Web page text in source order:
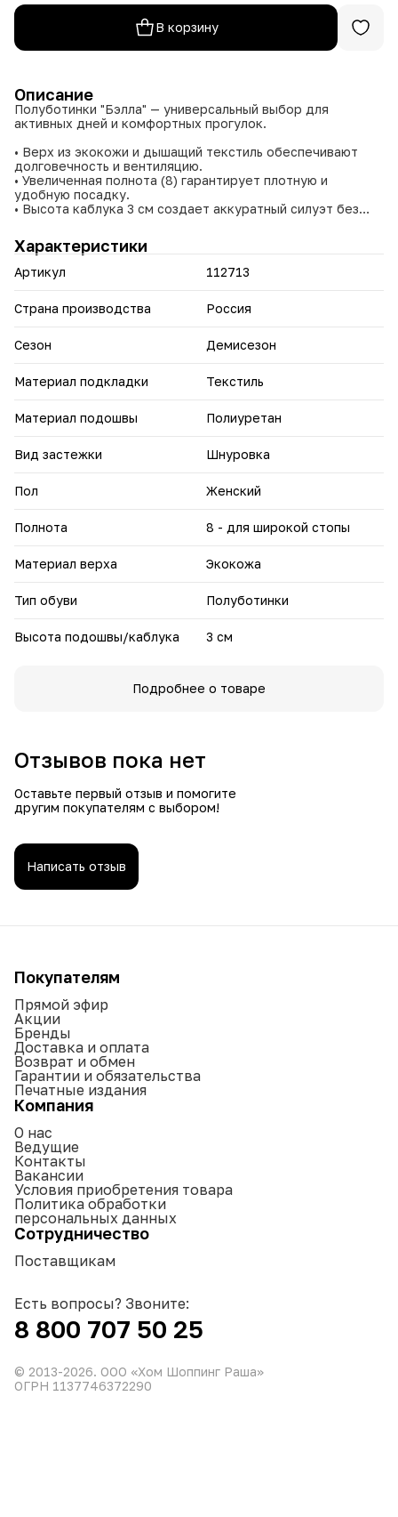
В корзину
Описание
Полуботинки "Бэлла" — универсальный выбор для
активных дней и комфортных прогулок.
• Верх из экокожи и дышащий текстиль обеспечивают
долговечность и вентиляцию.
• Увеличенная полнота (8) гарантирует плотную и
удобную посадку.
• Высота каблука 3 см создает аккуратный силуэт без
• Функциональная шнуровка позволяет регулировать
посадку по индивидуальным предпочтениям.
• Облегченная подошва снижает усталость при
длительной носке.
всего дня.
уверенность и удобство в любой ситуации.
Характеристики
Артикул 112713
Страна производства Россия
Сезон Демисезон
Материал подкладки Текстиль
Материал подошвы Полиуретан
Вид застежки Шнуровка
Пол Женский
Полнота 8 - для широкой стопы
Материал верха Экокожа
Тип обуви Полуботинки
Высота подошвы/каблука 3 см
Подробнее о товаре
Отзывов пока нет
Оставьте первый отзыв и помогите
другим покупателям с выбором!
Написать отзыв
Покупателям
Прямой эфир
Акции
Бренды
Доставка и оплата
Возврат и обмен
Гарантии и обязательства
Печатные издания
Компания
О нас
Ведущие
Контакты
Вакансии
Условия приобретения товара
Политика обработки
персональных данных
Сотрудничество
Поставщикам
Есть вопросы? Звоните:
8 800 707 50 25
© 2013-2026. ООО «Хом Шоппинг Раша»
ОГРН 1137746372290